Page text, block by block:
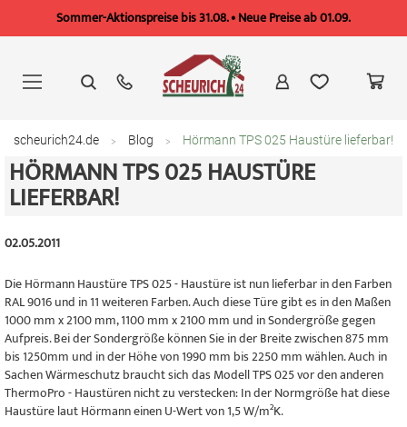
Sommer-Aktionspreise bis 31.08. • Neue Preise ab 01.09.
springen
scheurich24.de Blog Hörmann TPS 025 Haustüre lieferbar!
HÖRMANN TPS 025 HAUSTÜRE
LIEFERBAR!
02.05.2011
Die Hörmann Haustüre TPS 025 - Haustüre ist nun lieferbar in den Farben
RAL 9016 und in 11 weiteren Farben. Auch diese Türe gibt es in den Maßen
1000 mm x 2100 mm, 1100 mm x 2100 mm und in Sondergröße gegen
Aufpreis. Bei der Sondergröße können Sie in der Breite zwischen 875 mm
bis 1250mm und in der Höhe von 1990 mm bis 2250 mm wählen. Auch in
Sachen Wärmeschutz braucht sich das Modell TPS 025 vor den anderen
ThermoPro - Haustüren nicht zu verstecken: In der Normgröße hat diese
Haustüre laut Hörmann einen U-Wert von 1,5 W/m²K.